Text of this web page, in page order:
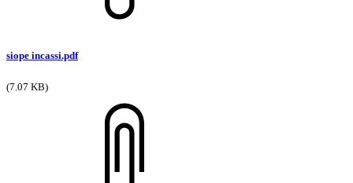
siope incassi.pdf
(7.07 KB)